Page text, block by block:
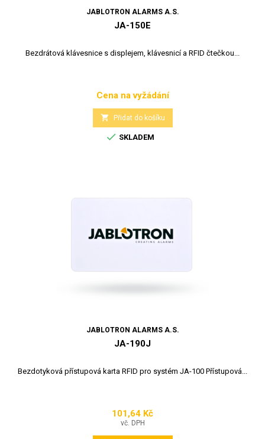
JABLOTRON ALARMS A.S.
JA-150E
Bezdrátová klávesnice s displejem, klávesnicí a RFID čtečkou...
Cena
Cena na vyžádání
 Přidat do košíku
 SKLADEM
JABLOTRON ALARMS A.S.
JA-190J
Bezdotyková přístupová karta RFID pro systém JA-100 Přístupová...
Cena
101,64 Kč
vč. DPH